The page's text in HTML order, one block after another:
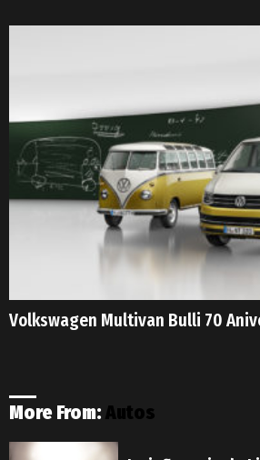
Volkswagen Multivan Bulli 70
More From:Autos